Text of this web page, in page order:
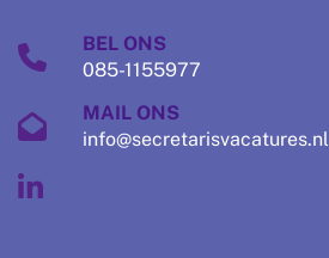
BEL ONS
085-1155977
MAIL ONS
info@secretarisvacatures.nl